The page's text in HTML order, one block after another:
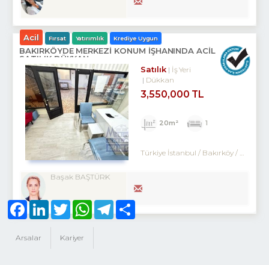
Acil Fırsat Yatırımlık Krediye Uygun
BAKIRKÖYDE MERKEZİ KONUM İŞHANINDA ACİL
SATILIK DÜKKAN
Satılık
İş Yeri
Dükkan
3,550,000 TL
20m² 1
Türkiye İstanbul / Bakırköy/ Kartaltepe
Başak BAŞTÜRK
Arsalar Kariyer
FacebookLinkedInTwitter WhatsAppTelegram